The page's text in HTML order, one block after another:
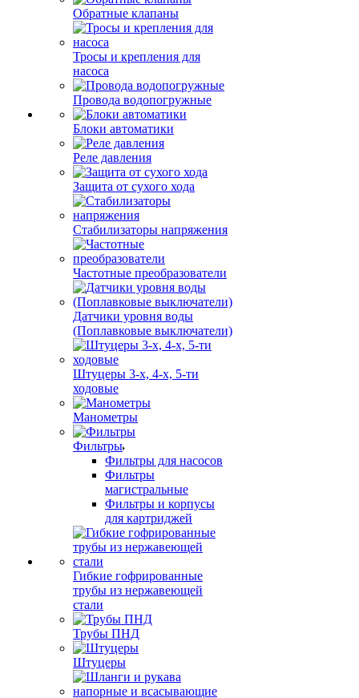
Обратные клапаны
Тросы и крепления для
насоса
Провода водопогружные
Блоки автоматики
Реле давления
Защита от сухого хода
Стабилизаторы напряжения
Частотные преобразователи
Датчики уровня воды
(Поплавковые выключатели)
Штуцеры 3-х, 4-х, 5-ти
ходовые
Манометры
Фильтры
Фильтры для насосов
Фильтры
магистральные
Фильтры и корпусы
для картриджей
Гибкие гофрированные
трубы из нержавеющей
стали
Трубы ПНД
Штуцеры